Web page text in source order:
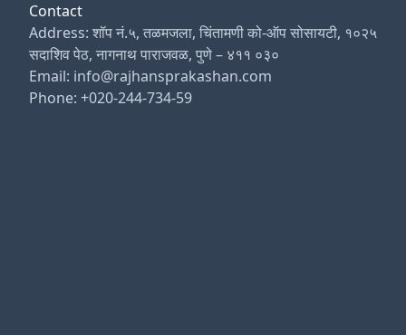
Contact
Address: शॉप नं.५, तळमजला, चिंतामणी को-ऑप सोसायटी, १०२५
सदाशिव पेठ, नागनाथ पाराजवळ, पुणे – ४११ ०३०
Email: info@rajhansprakashan.com
Phone: +020-244-734-59